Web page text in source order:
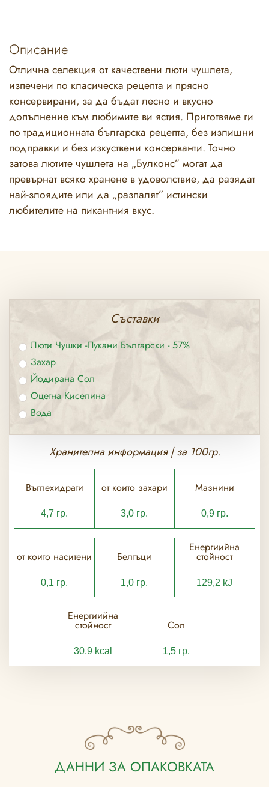
Описание
Отлична селекция от качествени люти чушлета,
изпечени по класическа рецепта и прясно
консервирани, за да бъдат лесно и вкусно
допълнение към любимите ви ястия. Приготвяме ги
по традиционната българска рецепта, без излишни
подправки и без изкуствени консерванти. Точно
затова лютите чушлета на „Булконс” могат да
превърнат всяко хранене в удоволствие, да разядат
най-злоядите или да „разпалят” истински
любителите на пикантния вкус.
Съставки
Люти Чушки -пукани Български - 57%
Захар
Йодирана Сол
Оцетна Киселина
Вода
Хранителна информация | за 100гр.
Въглехидрати
4,7 гр.
от които захари
3,0 гр.
Мазнини
0,9 гр.
от които наситени
0,1 гр.
Белтъци
1,0 гр.
Енергиийна
стойност
129,2 kJ
Енергиийна
стойност
30,9 kcal
Сол
1,5 гр.
ДАННИ ЗА ОПАКОВКАТА